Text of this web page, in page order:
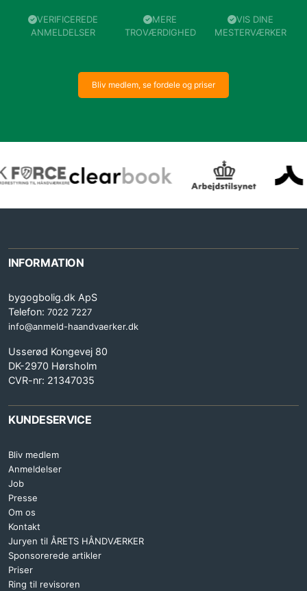
VERIFICEREDE
ANMELDELSER
MERE
TROVÆRDIGHED
VIS DINE
MESTERVÆRKER
Bliv medlem, se fordele og priser
INFORMATION
bygogbolig.dk ApS
Telefon: 7022 7227
info@anmeld-haandvaerker.dk
Usserød Kongevej 80
DK-2970 Hørsholm
CVR-nr: 21347035
KUNDESERVICE
Bliv medlem
Anmeldelser
Job
Presse
Om os
Kontakt
Juryen til ÅRETS HÅNDVÆRKER
Sponsorerede artikler
Priser
Ring til revisoren